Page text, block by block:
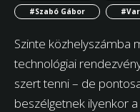
#Szabó Gábor
Szinte közhelyszámba
technológiai
szert tenni – de
beszélgetnek ilyenkor